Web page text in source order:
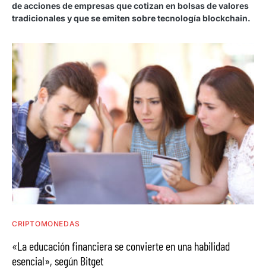
de acciones de empresas que cotizan en bolsas de valores
tradicionales y que se emiten sobre tecnología blockchain.
CRIPTOMONEDAS
«La educación financiera se convierte en una habilidad
esencial», según Bitget